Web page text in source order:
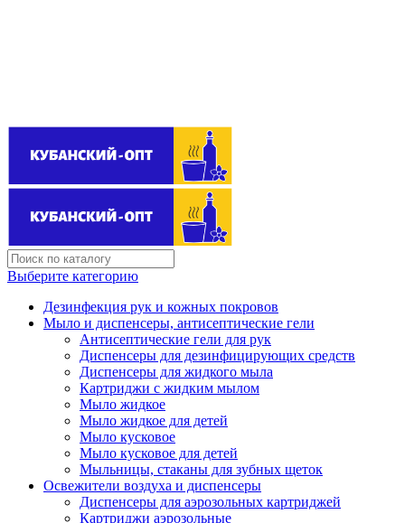
Выберите категорию
Дезинфекция рук и кожных покровов
Мыло и диспенсеры, антисептические гели
Антисептические гели для рук
Диспенсеры для дезинфицирующих средств
Диспенсеры для жидкого мыла
Картриджи с жидким мылом
Мыло жидкое
Мыло жидкое для детей
Мыло кусковое
Мыло кусковое для детей
Мыльницы, стаканы для зубных щеток
Освежители воздуха и диспенсеры
Диспенсеры для аэрозольных картриджей
Картриджи аэрозольные